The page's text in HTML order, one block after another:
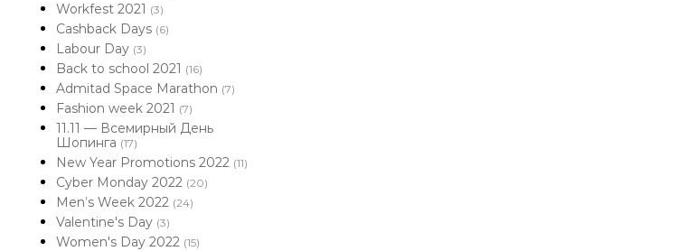
Workfest 2021 (3)
Cashback Days (6)
Labour Day (3)
Back to school 2021 (16)
Admitad Space Marathon (7)
Fashion week 2021 (7)
11.11 — Всемирный День
Шопинга (17)
New Year Promotions 2022 (11)
Cyber Monday 2022 (20)
Men’s Week 2022 (24)
Valentine's Day (3)
Women's Day 2022 (15)